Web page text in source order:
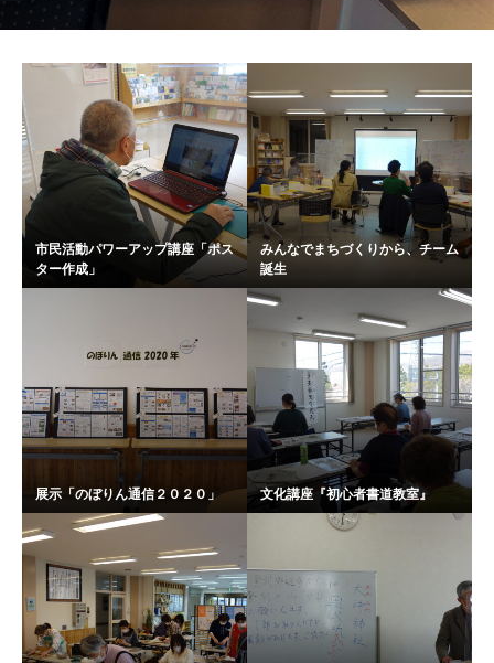
市民活動パワーアップ講座「ポス
ター作成」
みんなでまちづくりから、チーム
誕生
展示「のぼりん通信２０２０」 文化講座『初心者書道教室』